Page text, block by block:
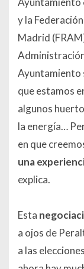
y la
Madrid
Ayuntamiento
que estamos
algunos
la energía…
en que
una
explica.
Esta
a ojos de
a las